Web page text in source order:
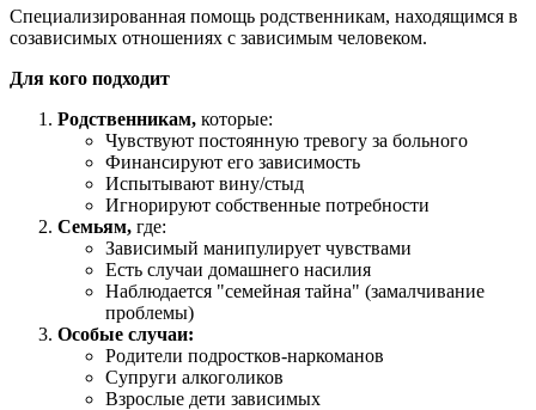
Специализированная помощь родственникам, находящимся в
созависимых отношениях с зависимым человеком.
Для кого подходит
Родственникам, которые:
Чувствуют постоянную тревогу за больного
Финансируют его зависимость
Испытывают вину/стыд
Игнорируют собственные потребности
Семьям, где:
Зависимый манипулирует чувствами
Есть случаи домашнего насилия
Наблюдается "семейная тайна" (замалчивание
проблемы)
Особые случаи:
Родители подростков-наркоманов
Супруги алкоголиков
Взрослые дети зависимых